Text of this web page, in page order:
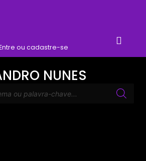
ou cadastre-se
NUNES